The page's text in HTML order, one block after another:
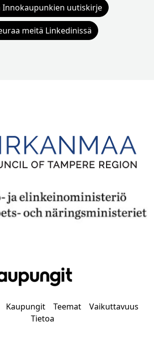
Innokaupunkien uutiskirje
meitä Linkedinissä
Kaupungit Teemat
Vaikuttavuus
Tietoa